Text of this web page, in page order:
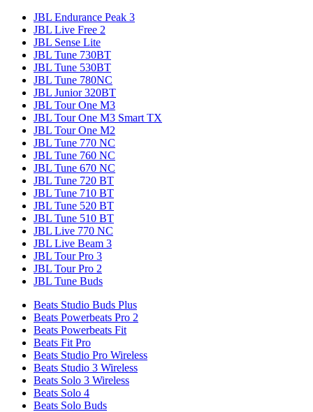
JBL Endurance Peak 3
JBL Live Free 2
JBL Sense Lite
JBL Tune 730BT
JBL Tune 530BT
JBL Tune 780NC
JBL Junior 320BT
JBL Tour One M3
JBL Tour One M3 Smart TX
JBL Tour One M2
JBL Tune 770 NC
JBL Tune 760 NC
JBL Tune 670 NC
JBL Tune 720 BT
JBL Tune 710 BT
JBL Tune 520 BT
JBL Tune 510 BT
JBL Live 770 NC
JBL Live Beam 3
JBL Tour Pro 3
JBL Tour Pro 2
JBL Tune Buds
Beats Studio Buds Plus
Beats Powerbeats Pro 2
Beats Powerbeats Fit
Beats Fit Pro
Beats Studio Pro Wireless
Beats Studio 3 Wireless
Beats Solo 3 Wireless
Beats Solo 4
Beats Solo Buds